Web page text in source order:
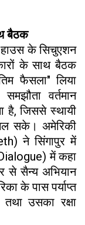
बैठक
हाउस के सिचुएशन
के साथ बैठक
फैसला" लिया
वर्तमान
है, जिससे स्थायी
सके। अमेरिकी
ने सिंगापुर में
में कहा
से सैन्य अभियान
के पास पर्याप्त
उसका रक्षा